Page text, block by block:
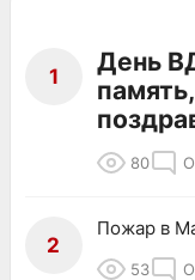
1
День
80
2
Пожар в
53